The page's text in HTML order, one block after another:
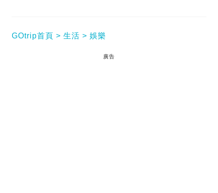
GOtrip首頁 生活 娛樂
廣告